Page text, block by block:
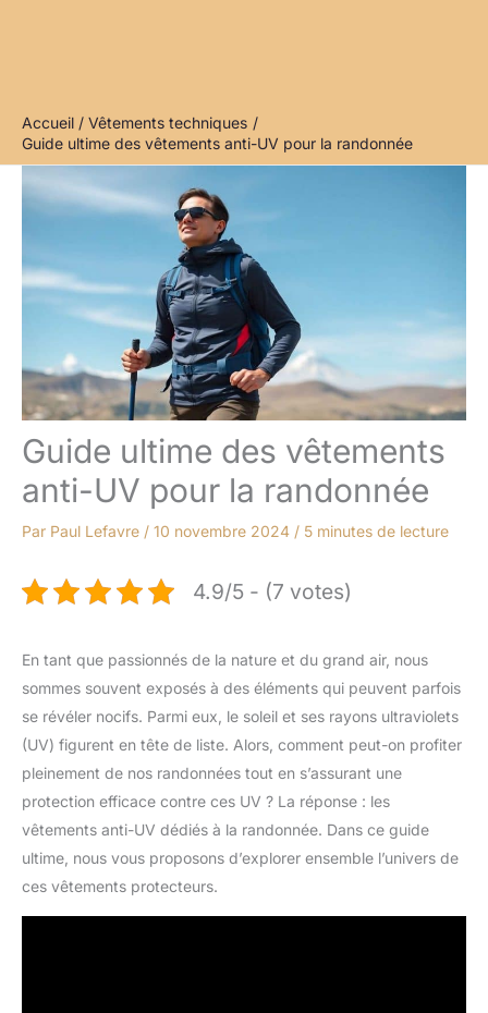
Accueil
Vêtements techniques
Guide ultime des vêtements anti-UV pour la randonnée
Guide ultime des vêtements
anti-UV pour la randonnée
Par Paul Lefavre / 10 novembre 2024 / 5 minutes de lecture
4.9/5 - (7 votes)
En tant que passionnés de la nature et du grand air, nous
sommes souvent exposés à des éléments qui peuvent parfois
se révéler nocifs. Parmi eux, le soleil et ses rayons ultraviolets
(UV) figurent en tête de liste. Alors, comment peut-on profiter
pleinement de nos randonnées tout en s’assurant une
protection efficace contre ces UV ? La réponse : les
vêtements anti-UV dédiés à la randonnée. Dans ce guide
ultime, nous vous proposons d’explorer ensemble l’univers de
ces vêtements protecteurs.